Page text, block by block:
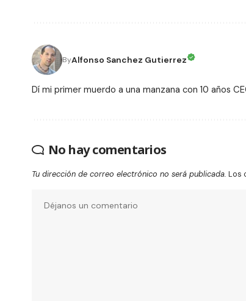
ByAlfonso Sanchez Gutierrez
Dí mi primer muerdo a una manzana con 10 años
No hay comentarios
Tu dirección de correo electrónico no será publicada. Los